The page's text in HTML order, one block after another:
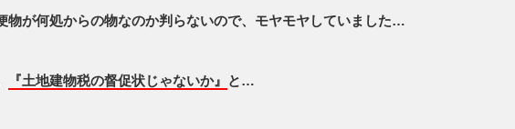
物が何処からの物なのか判らないので、モヤモヤしていました…
『土地建物税の督促状じゃないか』 と…